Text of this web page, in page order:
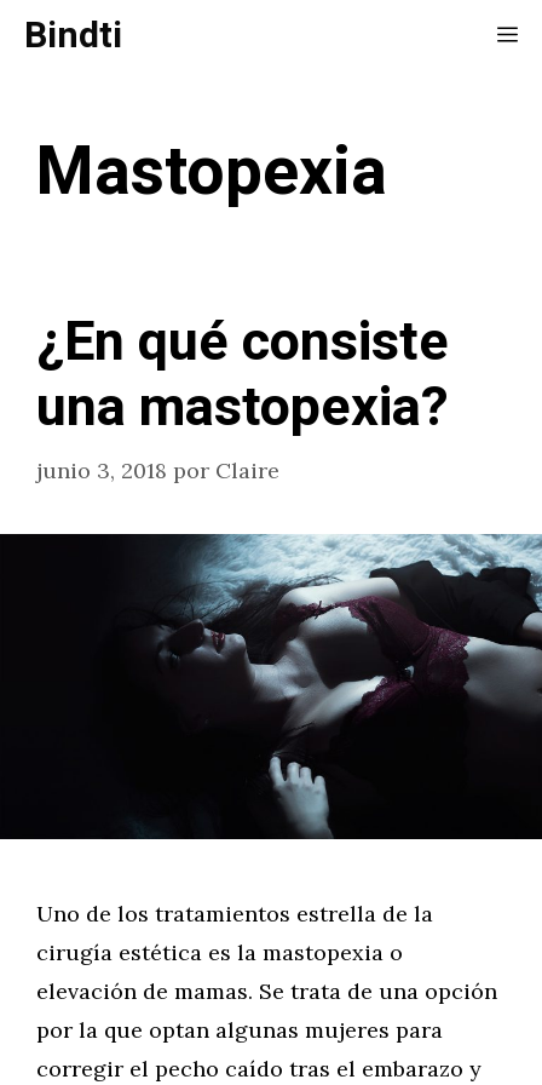
SaltarBindti
Mastopexia
¿En qué consiste
una mastopexia?
junio 3, 2018 por Claire
Uno de los tratamientos estrella de la
cirugía estética es la mastopexia o
elevación de mamas. Se trata de una opción
por la que optan algunas mujeres para
corregir el pecho caído tras el embarazo y